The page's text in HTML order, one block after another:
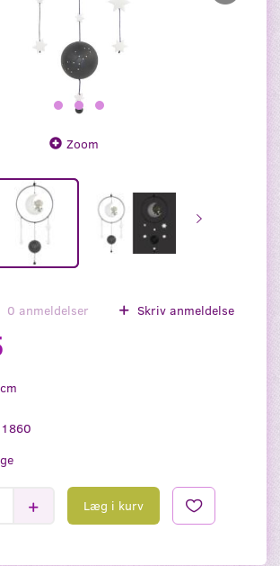
Zoom
0 anmeldelser Skriv anmeldelse
1860
Læg i kurv